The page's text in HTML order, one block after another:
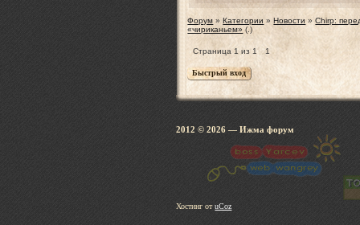
Форум » Категории » Новости » Chirp:
«чириканьем» (.)
Страница 1 из 1 1
2012 © 2026— Ижма
Хостинг отuCoz